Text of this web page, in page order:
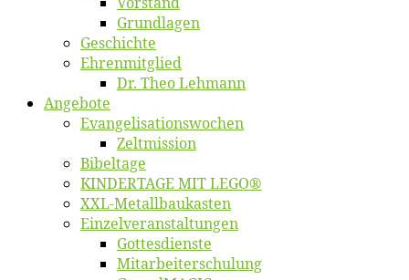
Grund­la­gen
Ge­schich­te
Eh­ren­mit­glied
Dr. Theo Lehmann
An­ge­bo­te
Evangelisa­tions­wo­chen
Zelt­mis­si­on
Bi­bel­ta­ge
KINDERTAGE MIT LEGO®
XXL-Me­­tal­l­­bau­­kas­­ten
Einzelver­an­stal­tungen
Got­tes­diens­te
Mitarbeiter­schulung